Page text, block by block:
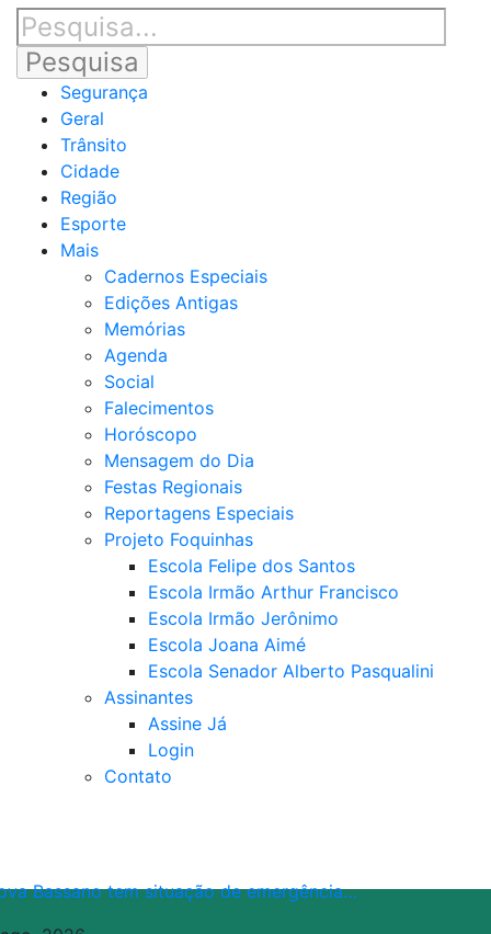
Segurança
Geral
Trânsito
Cidade
Região
Esporte
Mais
Cadernos Especiais
Edições Antigas
Memórias
Agenda
Social
Falecimentos
Horóscopo
Mensagem do Dia
Festas Regionais
Reportagens Especiais
Projeto Foquinhas
Escola Felipe dos Santos
Escola Irmão Arthur Francisco
Escola Irmão Jerônimo
Escola Joana Aimé
Escola Senador Alberto Pasqualini
Assinantes
Assine Já
Login
Contato
Bassano tem situação de emergência…